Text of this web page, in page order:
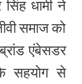
धामी ने
समाज को
एंबेसडर
सहयोग से